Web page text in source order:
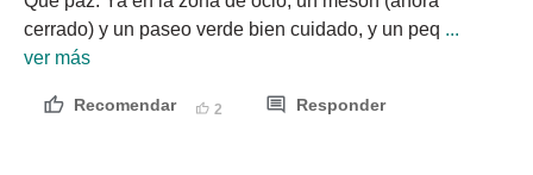
cerrado) y un paseo verde bien cuidado, y un peq ...
ver más
Recomendar 2 Responder